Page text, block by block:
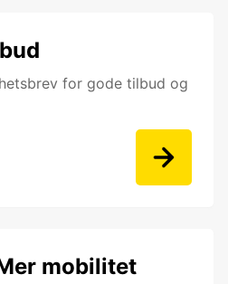
for gode tilbud og
mobilitet